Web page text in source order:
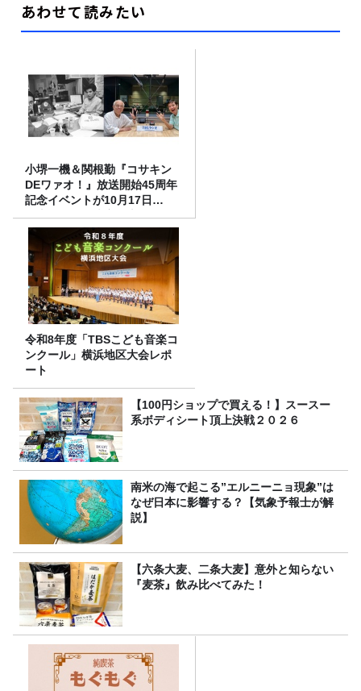
あわせて読みたい
小堺一機＆関根勤『コサキン
DEワァオ！』放送開始45周年
記念イベントが10月17日
（土）に開催決定！本日より
FC先行受付スタート！
令和8年度「TBSこども音楽コ
ンクール」横浜地区大会レポ
ート
【100円ショップで買える！】スースー
系ボディシート頂上決戦２０２６
南米の海で起こる”エルニーニョ現象”は
なぜ日本に影響する？【気象予報士が解
説】
【六条大麦、二条大麦】意外と知らない
『麦茶』飲み比べてみた！